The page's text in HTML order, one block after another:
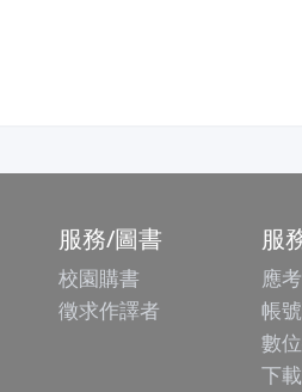
服務/圖書
校園購書
徵求作譯者
服
應
帳
數
下